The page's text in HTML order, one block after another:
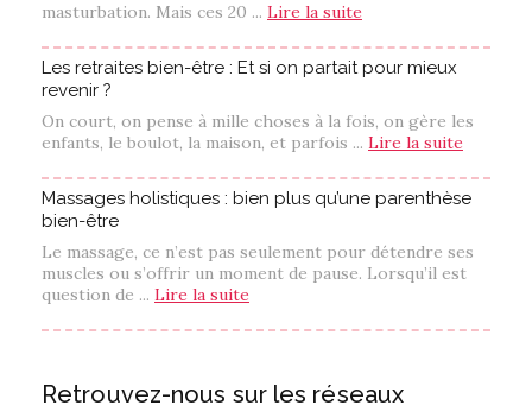
masturbation. Mais ces 20 ... Lire la suite
Les retraites bien-être : Et si on partait pour mieux
revenir ?
On court, on pense à mille choses à la fois, on gère les
enfants, le boulot, la maison, et parfois ... Lire la suite
Massages holistiques : bien plus qu’une parenthèse
bien-être
Le massage, ce n’est pas seulement pour détendre ses
muscles ou s’offrir un moment de pause. Lorsqu’il est
question de ... Lire la suite
Retrouvez-nous sur les réseaux